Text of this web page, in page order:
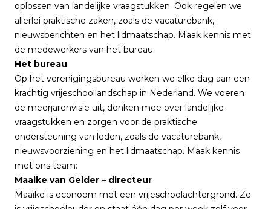
oplossen van landelijke vraagstukken. Ook regelen we
allerlei praktische zaken, zoals de vacaturebank,
nieuwsberichten en het lidmaatschap. Maak kennis met
de medewerkers van het bureau:
Het bureau
Op het verenigingsbureau werken we elke dag aan een
krachtig vrijeschoollandschap in Nederland. We voeren
de meerjarenvisie uit, denken mee over landelijke
vraagstukken en zorgen voor de praktische
ondersteuning van leden, zoals de vacaturebank,
nieuwsvoorziening en het lidmaatschap. Maak kennis
met ons team:
Maaike van Gelder – directeur
Maaike is econoom met een vrijeschoolachtergrond. Ze